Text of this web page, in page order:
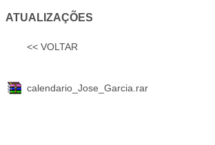
ATUALIZAÇÕES
<< VOLTAR
calendario_Jose_Garcia.rar